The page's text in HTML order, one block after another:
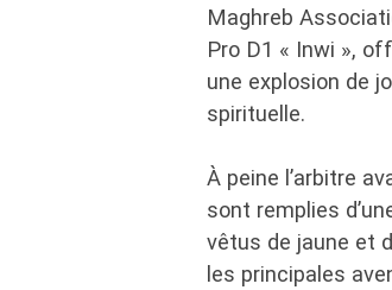
Maghreb
Pro D1 « Inwi »,
une explosion de
spirituelle.
À peine l’arbitre
sont remplies
vêtus de jaune et
les principales